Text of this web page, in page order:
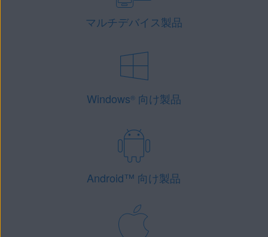
マルチデバイス製品
Windows®向け製品
Android™ 向け製品